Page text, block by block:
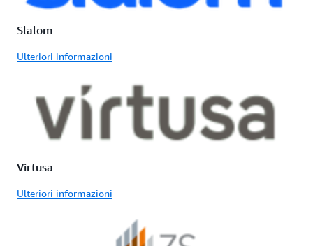
Slalom
Ulteriori informazioni
Virtusa
Ulteriori informazioni